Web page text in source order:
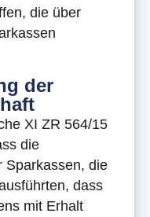
die über
der
XI ZR 564/15
die
Sparkassen, die
dass
mit Erhalt